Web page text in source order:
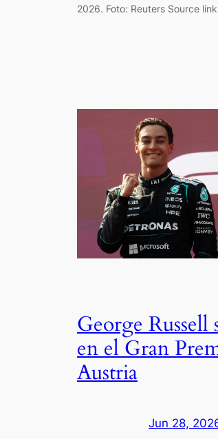
2026. Foto: Reuters Source link
George Russell
en el Gran
Austria
Jun 28,